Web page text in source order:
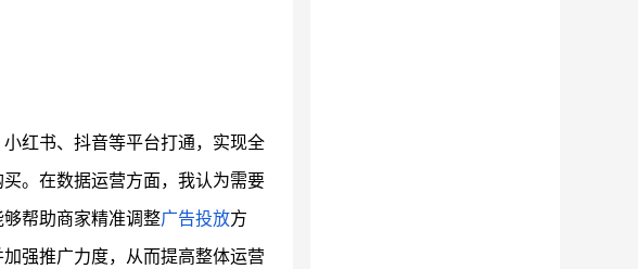
红书、抖音等平台打通，实现全
。在数据运营方面，我认为需要
帮助商家精准调整广告投放方
强推广力度，从而提高整体运营